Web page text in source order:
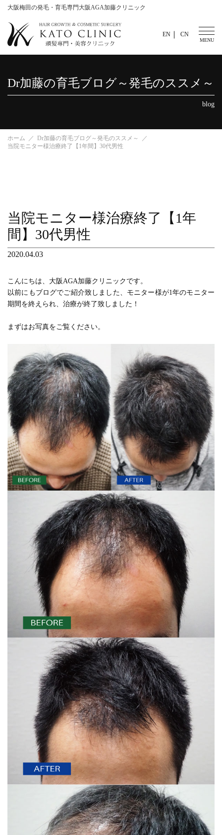
大阪梅田の発毛・育毛専門大阪AGA加藤クリニック
EN CN
Dr加藤の育毛ブログ～発毛のススメ～
blog
ホーム
Dr加藤の育毛ブログ～発毛のススメ～
当院モニター様治療終了【1年間】30代男性
当院モニター様治療終了【1年
間】30代男性
2020.04.03
こんにちは、大阪AGA加藤クリニックです。
以前にもブログでご紹介致しました、モニター様が1年のモニター
期間を終えられ、治療が終了致しました！
まずはお写真をご覧ください。